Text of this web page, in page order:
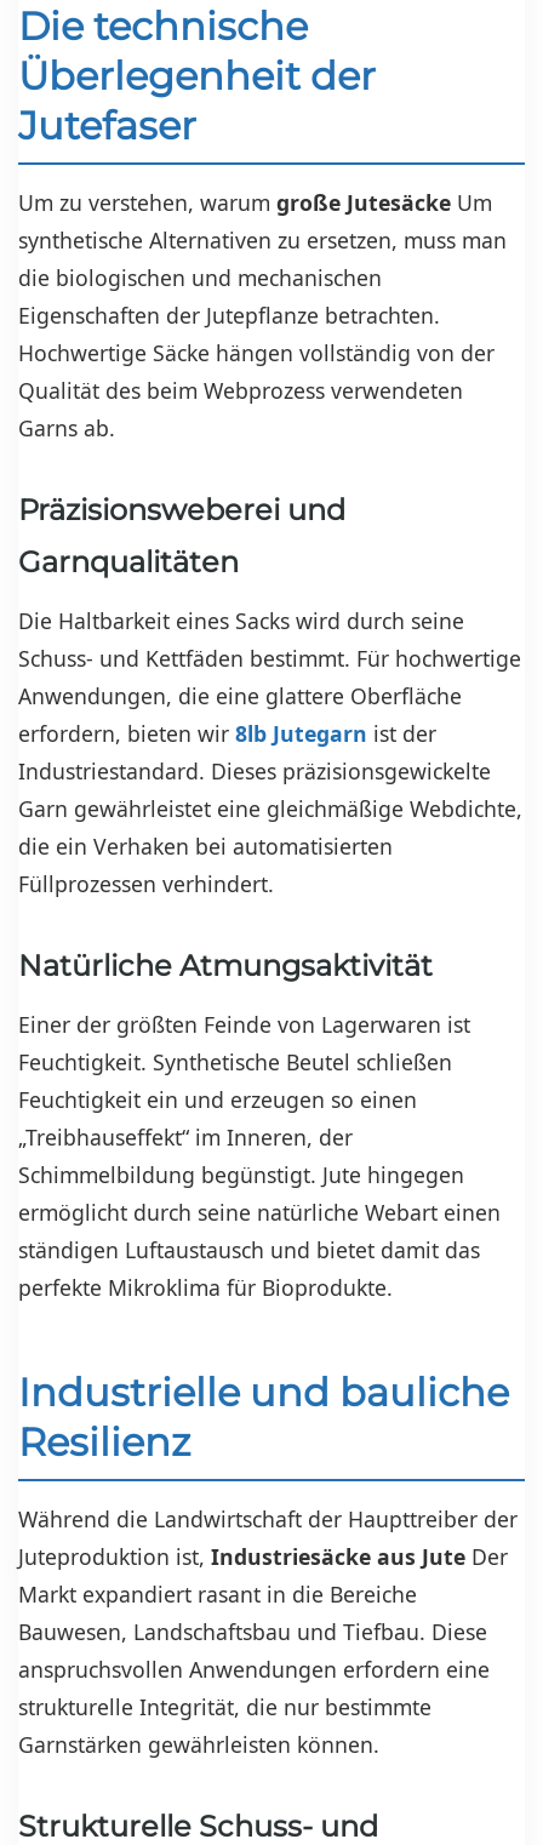
Die technische
Überlegenheit der
Jutefaser
Um zu verstehen, warum große Jutesäcke Um
synthetische Alternativen zu ersetzen, muss man
die biologischen und mechanischen
Eigenschaften der Jutepflanze betrachten.
Hochwertige Säcke hängen vollständig von der
Qualität des beim Webprozess verwendeten
Garns ab.
Präzisionsweberei und
Garnqualitäten
Die Haltbarkeit eines Sacks wird durch seine
Schuss- und Kettfäden bestimmt. Für hochwertige
Anwendungen, die eine glattere Oberfläche
erfordern, bieten wir 8lb Jutegarn ist der
Industriestandard. Dieses präzisionsgewickelte
Garn gewährleistet eine gleichmäßige Webdichte,
die ein Verhaken bei automatisierten
Füllprozessen verhindert.
Natürliche Atmungsaktivität
Einer der größten Feinde von Lagerwaren ist
Feuchtigkeit. Synthetische Beutel schließen
Feuchtigkeit ein und erzeugen so einen
„Treibhauseffekt“ im Inneren, der
Schimmelbildung begünstigt. Jute hingegen
ermöglicht durch seine natürliche Webart einen
ständigen Luftaustausch und bietet damit das
perfekte Mikroklima für Bioprodukte.
Industrielle und bauliche
Resilienz
Während die Landwirtschaft der Haupttreiber der
Juteproduktion ist, Industriesäcke aus Jute Der
Markt expandiert rasant in die Bereiche
Bauwesen, Landschaftsbau und Tiefbau. Diese
anspruchsvollen Anwendungen erfordern eine
strukturelle Integrität, die nur bestimmte
Garnstärken gewährleisten können.
Strukturelle Schuss- und